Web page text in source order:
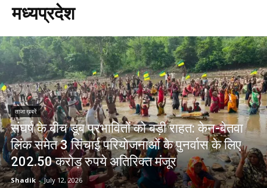
मध्यप्रदेश
ताजा ख़बरें
संघर्ष के बीच डूब प्रभावितों को बड़ी राहत: केन-बेतवा
लिंक समेत 3 सिंचाई परियोजनाओं के पुनर्वास के लिए
202.50 करोड़ रुपये अतिरिक्त मंजूर
Shadik - July 12, 2026